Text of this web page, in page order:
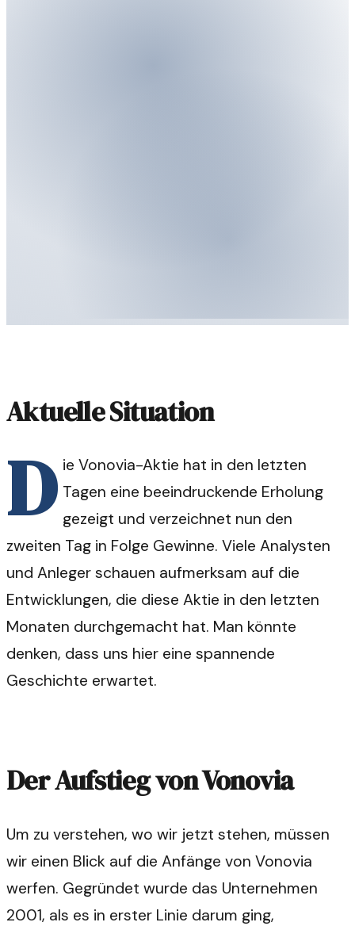
Aktuelle Situation
D ie Vonovia-Aktie hat in den letzten
Tagen eine beeindruckende Erholung
gezeigt und verzeichnet nun den
zweiten Tag in Folge Gewinne. Viele Analysten
und Anleger schauen aufmerksam auf die
Entwicklungen, die diese Aktie in den letzten
Monaten durchgemacht hat. Man könnte
denken, dass uns hier eine spannende
Geschichte erwartet.
Der Aufstieg von Vonovia
Um zu verstehen, wo wir jetzt stehen, müssen
wir einen Blick auf die Anfänge von Vonovia
werfen. Gegründet wurde das Unternehmen
2001, als es in erster Linie darum ging,